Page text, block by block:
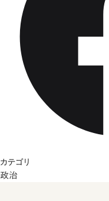
カテゴリ
政治